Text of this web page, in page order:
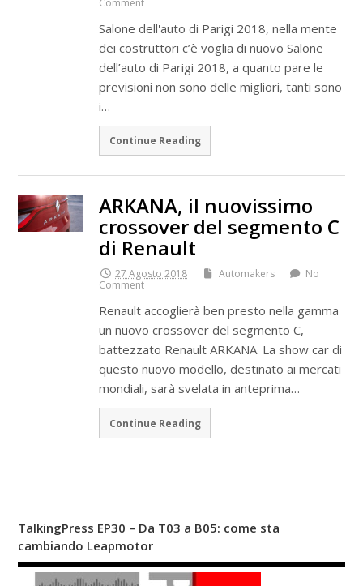
Salone dell'auto di Parigi 2018, nella mente
dei costruttori c’è voglia di nuovo Salone
dell’auto di Parigi 2018, a quanto pare le
previsioni non sono delle migliori, tanti sono
i…
Continue Reading
ARKANA, il nuovissimo
crossover del segmento C
di Renault
27 Agosto 2018 Automakers
No
Comment
Renault accoglierà ben presto nella gamma
un nuovo crossover del segmento C,
battezzato Renault ARKANA. La show car di
questo nuovo modello, destinato ai mercati
mondiali, sarà svelata in anteprima…
Continue Reading
TalkingPress EP30 – Da T03 a B05: come sta
cambiando Leapmotor